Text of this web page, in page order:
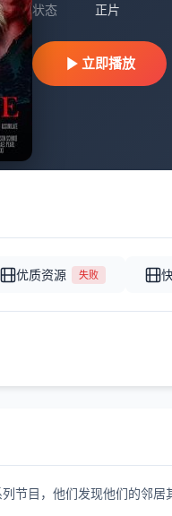
状态
正片
立即播放
优质资源 失败
节目，他们发现他们的邻